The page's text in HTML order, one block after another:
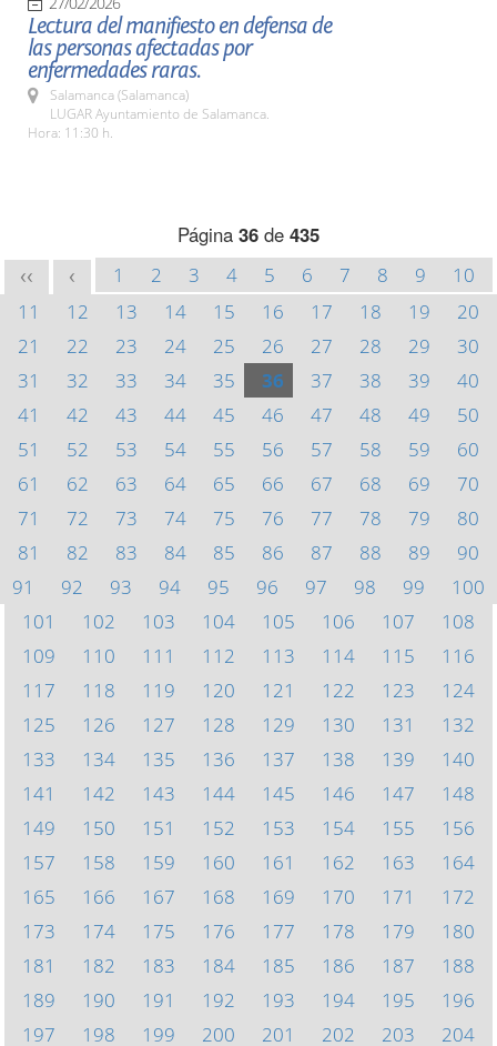
Lectura del manifiesto en defensa de
las personas afectadas por
enfermedades raras.
Salamanca (Salamanca)
LUGAR Ayuntamiento de Salamanca.
Hora: 11:30 h.
Página 36 de 435
<< < 1 2 3 4 5 6 7 8 9
10
11
12 13 14 15 16 17 18 19
20
21
22 23 24 25 26 27 28 29
30
31
32 33 34 35 36 37 38 39
40
41
42 43 44 45 46 47 48 49
50
51
52 53 54 55 56 57 58 59
60
61
62 63 64 65 66 67 68 69
70
71
72 73 74 75 76 77 78 79
80
81
82 83 84 85 86 87 88 89
90
91
92 93 94 95 96 97 98 99
100
101
102 103 104 105 106 107
108
109
110 111 112 113 114 115
116
117
118 119 120 121 122 123
124
125
126 127 128 129 130 131
132
133
134 135 136 137 138 139
140
141
142 143 144 145 146 147
148
149
150 151 152 153 154 155
156
157
158 159 160 161 162 163
164
165
166 167 168 169 170 171
172
173
174 175 176 177 178 179
180
181
182 183 184 185 186 187
188
189
190 191 192 193 194 195
196
197
198 199 200 201 202 203 204